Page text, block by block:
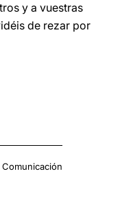
y a vuestras
de rezar por